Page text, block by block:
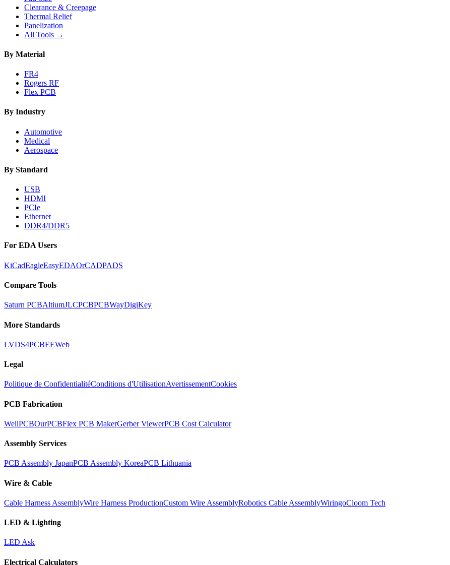
Clearance & Creepage
Thermal Relief
Panelization
All Tools →
By Material
FR4
Rogers RF
Flex PCB
By Industry
Automotive
Medical
Aerospace
By Standard
USB
HDMI
PCIe
Ethernet
DDR4/DDR5
For EDA Users
KiCadEagleEasyEDAOrCADPADS
Compare Tools
Saturn PCBAltiumJLCPCBPCBWayDigiKey
More Standards
LVDS4PCBEEWeb
Legal
Politique de ConfidentialitéConditions d'UtilisationAvertissementCookies
PCB Fabrication
WellPCBOurPCBFlex PCB MakerGerber ViewerPCB Cost Calculator
Assembly Services
PCB Assembly JapanPCB Assembly KoreaPCB Lithuania
Wire & Cable
Cable Harness AssemblyWire Harness ProductionCustom Wire AssemblyRobotics Cable AssemblyWiringoCloom Tech
LED & Lighting
LED Ask
Electrical Calculators